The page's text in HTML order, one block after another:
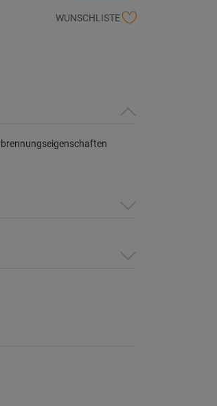
WUNSCHLISTE